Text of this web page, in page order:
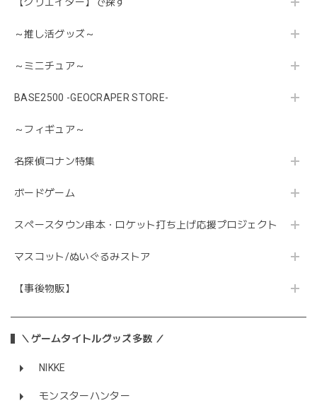
【クリエイター】で探す
～推し活グッズ～
～ミニチュア～
BASE2500 -GEOCRAPER STORE-
～フィギュア～
名探偵コナン特集
ボードゲーム
スペースタウン串本・ロケット打ち上げ応援プロジェクト
マスコット/ぬいぐるみストア
【事後物販】
＼ゲームタイトルグッズ多数 ／
NIKKE
モンスターハンター